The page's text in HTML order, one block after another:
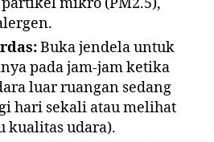
Buka jendela untuk
pada jam-jam ketika
luar ruangan sedang
hari sekali atau melihat
kualitas udara).